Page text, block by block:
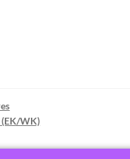
WK)